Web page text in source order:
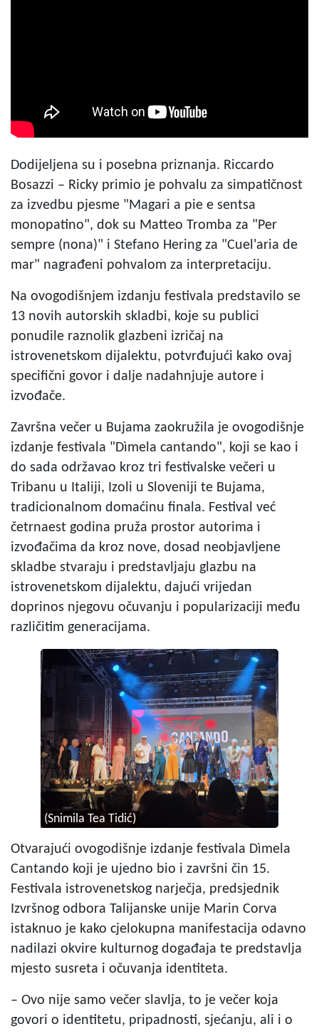
Dodijeljena su i posebna priznanja. Riccardo
Bosazzi – Ricky primio je pohvalu za simpatičnost
za izvedbu pjesme "Magari a pie e sentsa
monopatino", dok su Matteo Tromba za "Per
sempre (nona)" i Stefano Hering za "Cuel'aria de
mar" nagrađeni pohvalom za interpretaciju.
Na ovogodišnjem izdanju festivala predstavilo se
13 novih autorskih skladbi, koje su publici
ponudile raznolik glazbeni izričaj na
istrovenetskom dijalektu, potvrđujući kako ovaj
specifični govor i dalje nadahnjuje autore i
izvođače.
Završna večer u Bujama zaokružila je ovogodišnje
izdanje festivala "Dìmela cantando", koji se kao i
do sada održavao kroz tri festivalske večeri u
Tribanu u Italiji, Izoli u Sloveniji te Bujama,
tradicionalnom domaćinu finala. Festival već
četrnaest godina pruža prostor autorima i
izvođačima da kroz nove, dosad neobjavljene
skladbe stvaraju i predstavljaju glazbu na
istrovenetskom dijalektu, dajući vrijedan
doprinos njegovu očuvanju i popularizaciji među
različitim generacijama.
(Snimila Tea Tidić)
Otvarajući ovogodišnje izdanje festivala Dìmela
Cantando koji je ujedno bio i završni čin 15.
Festivala istrovenetskog narječja, predsjednik
Izvršnog odbora Talijanske unije Marin Corva
istaknuo je kako cjelokupna manifestacija odavno
nadilazi okvire kulturnog događaja te predstavlja
mjesto susreta i očuvanja identiteta.
– Ovo nije samo večer slavlja, to je večer koja
govori o identitetu, pripadnosti, sjećanju, ali i o